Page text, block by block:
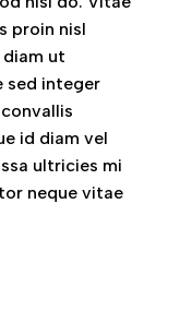
proin nisl
ut
sed integer
id diam vel
ultricies mi
neque vitae